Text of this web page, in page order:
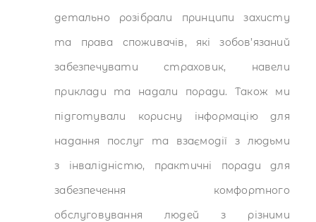
детально розібрали принципи захисту
та права споживачів, які зобов’язаний
забезпечувати страховик, навели
приклади та надали поради. Також ми
підготували корисну інформацію для
надання послуг та взаємодії з людьми
з інвалідністю, практичні поради для
забезпечення комфортного
обслуговування людей з різними